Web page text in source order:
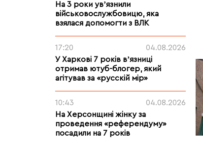
На 3 роки увʼязнили
військовослужбовицю, яка
взялася допомогти з ВЛК
17:20
04.08.2026
У Харкові 7 років вʼязниці
отримав ютуб-блогер, який
агітував за «русскій мір»
10:43
04.08.2026
На Херсонщині жінку за
проведення «референдуму»
посадили на 7 років